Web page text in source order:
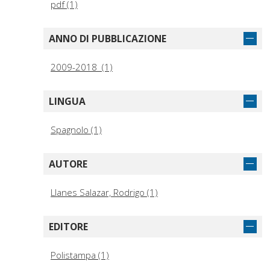
pdf (1)
ANNO DI PUBBLICAZIONE
2009-2018 (1)
LINGUA
Spagnolo (1)
AUTORE
Llanes Salazar, Rodrigo (1)
EDITORE
Polistampa (1)